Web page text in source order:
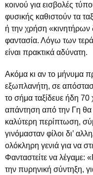
κοινού για εισβολές
φυσικής καθιστούν τα
ή την χρήση «κινητήρων
φαντασία. Λόγω των
είναι πρακτικά αδύνατη.
Ακόμα κι αν το μήνυμα
εξωπλανήτη, σε
το σήμα ταξίδευε ήδη 70
απάντηση από την Γη θα
καλύτερη περίπτωση,
γινόμασταν φίλοι δι’
ολόκληρη γενιά για να
Φανταστείτε να λέγαμε:
την πυρηνική σύντηξη,